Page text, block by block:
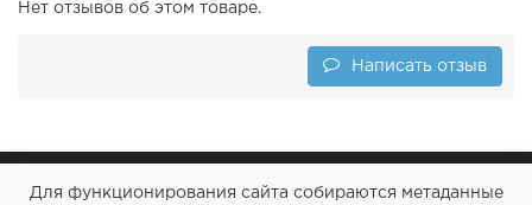
Нет отзывов об этом товаре.
Написать отзыв
Для функционирования сайта собираются метаданные